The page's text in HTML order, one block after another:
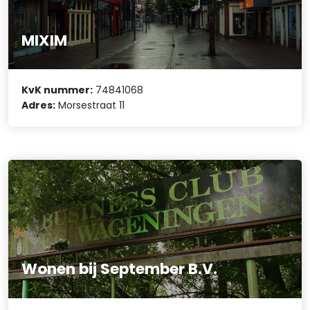
MIXIM
KvK nummer: 74841068
Adres: Morsestraat 11
Wonen bij September B.V.